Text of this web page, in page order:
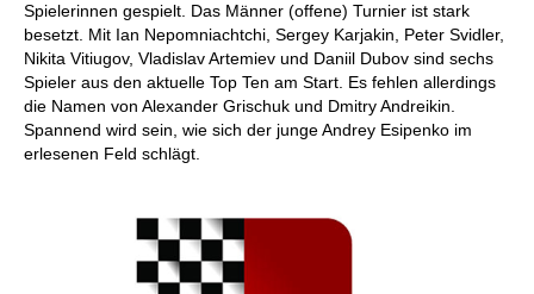
Spielerinnen gespielt. Das Männer (offene) Turnier ist stark
besetzt. Mit Ian Nepomniachtchi, Sergey Karjakin, Peter Svidler,
Nikita Vitiugov, Vladislav Artemiev und Daniil Dubov sind sechs
Spieler aus den aktuelle Top Ten am Start. Es fehlen allerdings
die Namen von Alexander Grischuk und Dmitry Andreikin.
Spannend wird sein, wie sich der junge Andrey Esipenko im
erlesenen Feld schlägt.